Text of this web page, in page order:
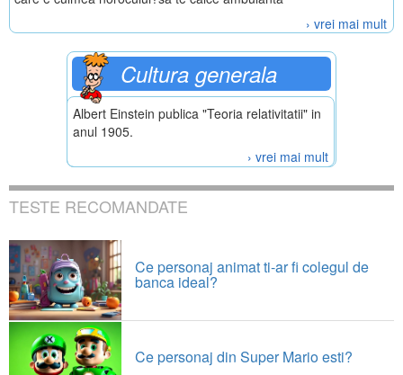
› vrei mai mult
Cultura generala
Albert Einstein publica "Teoria relativitatii" in
anul 1905.
› vrei mai mult
TESTE RECOMANDATE
Ce personaj animat ti-ar fi colegul de
banca ideal?
Ce personaj din Super Mario esti?